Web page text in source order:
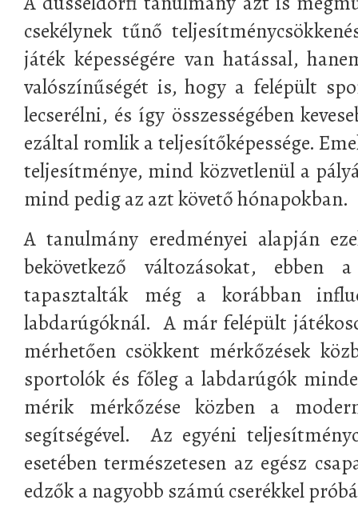
csekélynek tűnő
játék képességére van hatással,
valószínűségét is, hogy a felépült
lecserélni, és így összességében
ezáltal romlik a teljesítőképessége.
teljesítménye, mind közvetlenül a
mind pedig az azt követő hónapokban.
A tanulmány eredményei alapján
bekövetkező változásokat,
tapasztalták még a korábban
labdarúgóknál. A már felépült
mérhetően csökkent mérkőzések
sportolók és főleg a labdarúgók
mérik mérkőzése közben a
segítségével. Az egyéni
esetében természetesen az egész
edzők a nagyobb számú cserékkel